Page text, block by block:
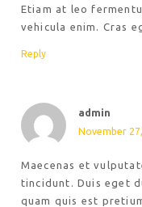
Etiam at leo
vehicula enim. Cras
Reply
admin
November
Maecenas et
tincidunt. Duis eget
quam quis est